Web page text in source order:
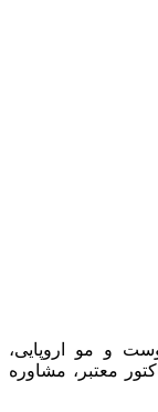
و مو اروپایی،
معتبر، مشاوره